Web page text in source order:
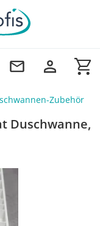
Zubehör
Duschwanne,